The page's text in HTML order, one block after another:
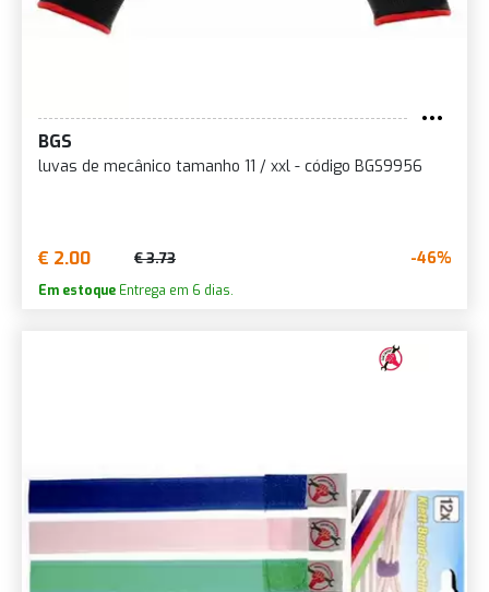
BGS
luvas de mecânico tamanho 11 / xxl - código BGS9956
€ 2.00 € 3.73 -46%
Em estoque Entrega em 6 dias.